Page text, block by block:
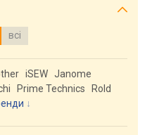
всі
iSEW Janome
Prime Technics
Rold